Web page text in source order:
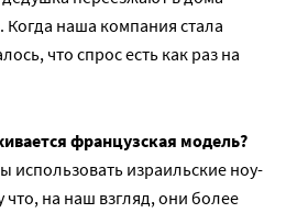
Когда наша компания стала
что спрос есть как раз на
французская модель?
использовать израильские ноу-
что, на наш взгляд, они более